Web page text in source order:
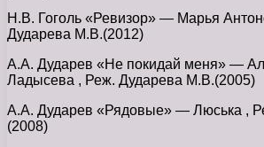
Н.В. Гоголь «Ревизор» — Марья
Дударева М.В.(2012)
А.А. Дударев «Не покидай меня» —
Ладысева , Реж. Дударева М.В.(2005)
А.А. Дударев «Рядовые» — Люська ,
(2008)